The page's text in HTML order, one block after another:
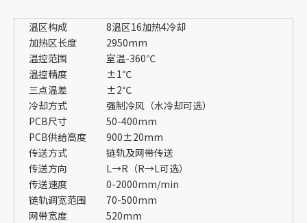
温区构成
8温区16加热4冷却
加热区长度
2950mm
温控范围
室温-360℃
温控精度
±1℃
三点温差
±2℃
冷却方式
强制冷风（水冷却可选）
PCB尺寸
50-400mm
PCB供给高度
900±20mm
传送方式
链轨及网带传送
传送方向
L→R（R→L可选）
传送速度
0-2000mm/min
链轨调宽范围
70-500mm
网带宽度
520mm